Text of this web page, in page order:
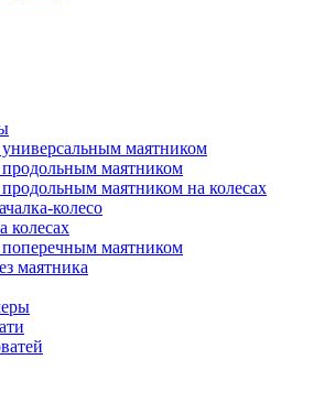
универсальным маятником
продольным маятником
маятником на колесах
колесо
колесах
поперечным маятником
маятника